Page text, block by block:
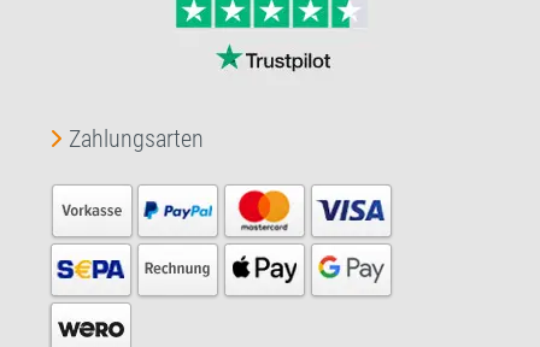
Zahlungsarten